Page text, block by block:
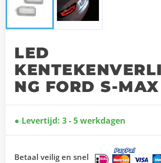
LED
NG FORD S-MAX
Levertijd: 3 - 5 werkdagen
Betaal veilig en snel